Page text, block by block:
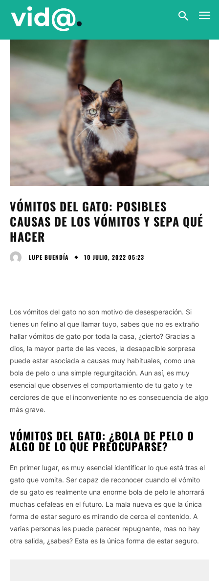
VÓMITOS DEL GATO: POSIBLES
CAUSAS DE LOS VÓMITOS Y SEPA QUÉ
HACER
LUPE BUENDÍA 10 JULIO, 2022 05:23
Los vómitos del gato no son motivo de desesperación. Si
tienes un felino al que llamar tuyo, sabes que no es extraño
hallar vómitos de gato por toda la casa, ¿cierto? Gracias a
dios, la mayor parte de las veces, la desapacible sorpresa
puede estar asociada a causas muy habituales, como una
bola de pelo o una simple regurgitación. Aun así, es muy
esencial que observes el comportamiento de tu gato y te
cerciores de que el inconveniente no es consecuencia de algo
más grave.
VÓMITOS DEL GATO: ¿BOLA DE PELO O
ALGO DE LO QUE PREOCUPARSE?
En primer lugar, es muy esencial identificar lo que está tras el
gato que vomita. Ser capaz de reconocer cuando el vómito
de su gato es realmente una enorme bola de pelo le ahorrará
muchas cefaleas en el futuro. La mala nueva es que la única
forma de estar seguro es mirando de cerca el contenido. A
varias personas les puede parecer repugnante, mas no hay
otra salida, ¿sabes? Esta es la única forma de estar seguro.